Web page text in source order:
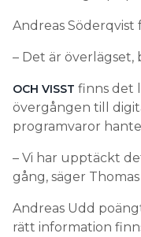
Andreas Söderqvist
– Det är överlägset,
OCH VISST finns det
övergången till
programvaror
– Vi har upptäckt
gång, säger Thomas
Andreas Udd
rätt information